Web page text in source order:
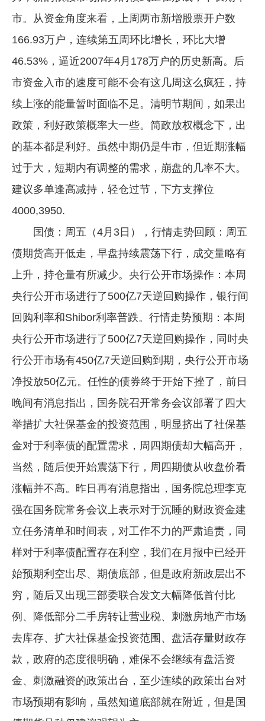
市。从资金角度来看，上周两市新增股票开户数
166.93万户，连续第五周环比增长，环比大增
46.53%，逼近2007年4月178万户的历史新高。后
市资金入市的速度可能不会有这几周这么疯狂，持
续上涨的能量暂时面临不足。清明节期间，如果出
政策，利好政策概率大一些。简政放权概念下，出
的基本都是利好。虽然中期仍是牛市，但近期涨幅
过于大，短期内有调整的需求，崩盘的几率不大。
建议多单逢高减持，轻仓过节，下方支撑位
4000,3950.
国债：周五（4月3日），行情走势回顾：周五
债期货高开低走，早盘持续震荡下行，成交量略有
上升，持仓量有所减少。央行公开市场操作：本周
央行公开市场进行了500亿7天逆回购操作，银行间
回购利率和Shibor利率普跌。行情走势预期：本周
央行公开市场进行了500亿7天逆回购操作，同时央
行公开市场有450亿7天逆回购到期，央行公开市场
净投放50亿元。任性的债券终于开始下挫了，前日
晚间有消息指出，国务院召开常务会议部署了四大
举措扩大社保基金的投资范围，明显挤出了社保基
金对于利率债的配置需求，周四期债却大幅高开，
当然，随后便开始震荡下行，周四期债从收盘价看
涨幅并不高。昨日再有消息指出，国务院总理李克
强在国务院常务会议上表示对于沉睡的财政资金建
立任务清单和时间表，对工作不力的严肃追责，同
样对于利率债配置存在利空，我们在月报中已经开
始预期利空出尽、期债底部，但是政府新政层出不
穷，随后又出现三部委联合发文大幅降低首付比
例、降低部分二手房转让营业税、刺激房地产市场
去库存、扩大社保基金投资范围、盘活存量财政存
款，政府的态度很明确，难保不会继续有盘活资
金、刺激融资的政策出台，至少连续的政策出台对
市场预期有影响，虽然知道底部就在附近，但是国